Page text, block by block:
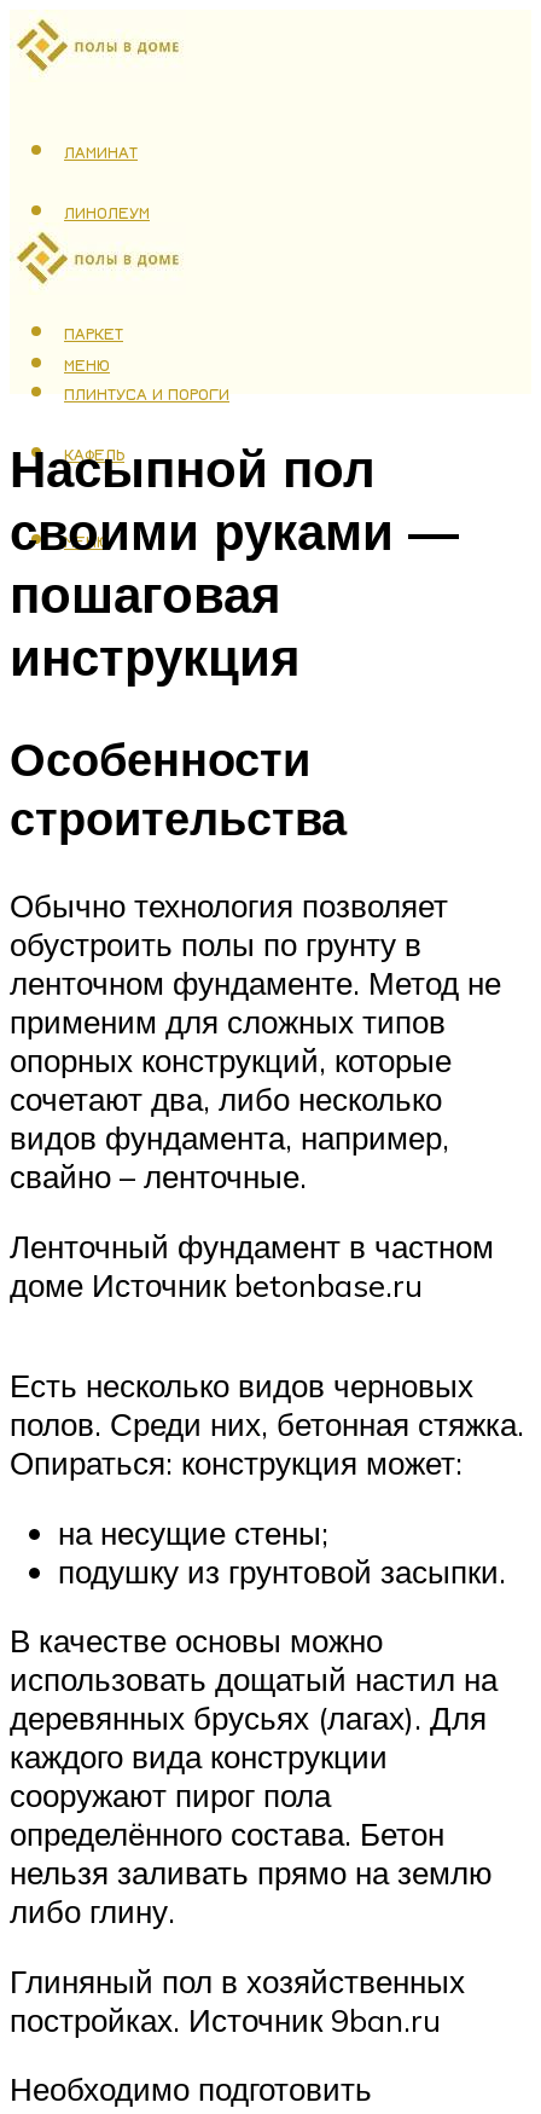
ЛАМИНАТ
ЛИНОЛЕУМ
ТЕПЛЫЙ ПОЛ
ПАРКЕТ
ПЛИНТУСА И ПОРОГИ
КАФЕЛЬ
МЕНЮ
МЕНЮ
Насыпной пол
своими руками —
пошаговая
инструкция
Особенности
строительства
Обычно технология позволяет
обустроить полы по грунту в
ленточном фундаменте. Метод не
применим для сложных типов
опорных конструкций, которые
сочетают два, либо несколько
видов фундамента, например,
свайно – ленточные.
Ленточный фундамент в частном
доме Источник betonbase.ru
Есть несколько видов черновых
полов. Среди них, бетонная стяжка.
Опираться: конструкция может:
на несущие стены;
подушку из грунтовой засыпки.
В качестве основы можно
использовать дощатый настил на
деревянных брусьях (лагах). Для
каждого вида конструкции
сооружают пирог пола
определённого состава. Бетон
нельзя заливать прямо на землю
либо глину.
Глиняный пол в хозяйственных
постройках. Источник 9ban.ru
Необходимо подготовить